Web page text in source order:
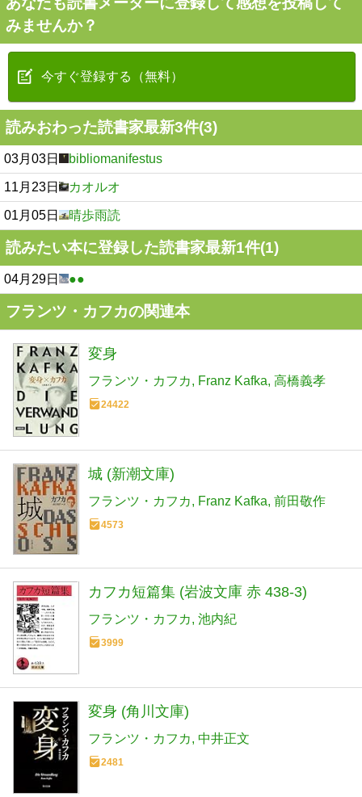
みませんか？
今すぐ登録する（無料）
読みおわった読書家最新3件(3)
03月03日 bibliomanifestus
11月23日 カオルオ
01月05日 晴歩雨読
読みたい本に登録した読書家最新1件(1)
04月29日 ●●
フランツ・カフカの関連本
変身
フランツ・カフカ Franz Kafka 高橋義孝
24422
城 (新潮文庫)
フランツ・カフカ Franz Kafka 前田敬作
4573
カフカ短篇集 (岩波文庫 赤 438-3)
フランツ・カフカ 池内紀
3999
変身 (角川文庫)
フランツ・カフカ 中井正文
2481